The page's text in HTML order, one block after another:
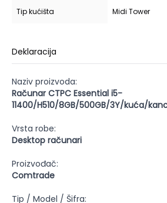
Tip kućišta Midi Tower
Deklaracija
Naziv proizvoda:
Računar CTPC Essential i5-
11400/H510/8GB/500GB/3Y/kuća/
Vrsta robe:
Desktop računari
Proizvođač:
Comtrade
Tip / Model / Šifra: